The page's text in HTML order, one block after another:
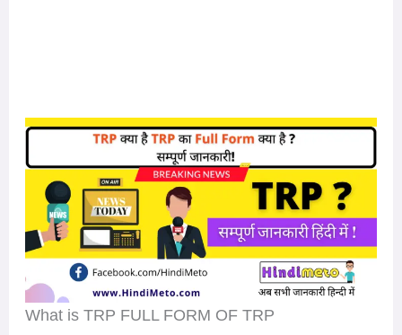
What is TRP FULL FORM OF TRP